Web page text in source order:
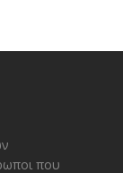
που